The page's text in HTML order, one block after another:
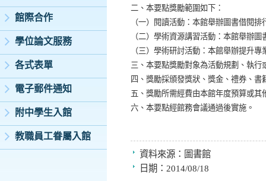
館際合作
學位論文服務
各式表單
電子郵件通知
附中學生入館
教職員工眷屬入館
二、本要點獎勵範圍如下：
（一）閱讀活動：本館舉辦圖書借閱
（二）學術資源講習活動：本館舉辦
（三）學術研討活動：本館舉辦提升
三、本要點獎勵對象為活動規劃、執行
四、獎勵採頒發獎狀、獎金、禮券、
五、獎勵所需經費由本館年度預算或
六、本要點經館務會議通過後實施。
資料來源： 圖書館
日期： 2014/08/18